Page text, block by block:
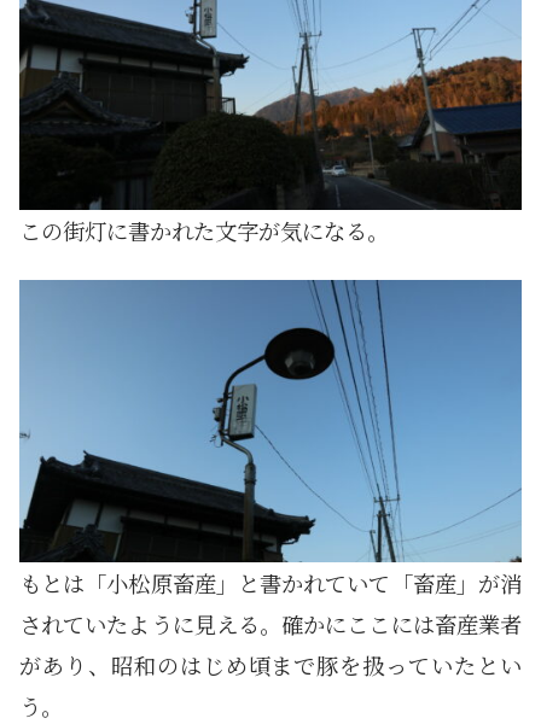
この街灯に書かれた文字が気になる。
もとは「小松原畜産」と書かれていて「畜産」が消
されていたように見える。確かにここには畜産業者
があり、昭和のはじめ頃まで豚を扱っていたとい
う。